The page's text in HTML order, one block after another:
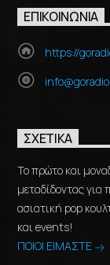
ΕΠΙΚΟΙΝΩΝΊΑ
https://
ΣΧΕΤΙΚΆ
Το πρώτο και
μεταδίδοντας
ασιατική pop
και events!
ΠΟΙΟΙ ΕΙΜΑΣΤΕ